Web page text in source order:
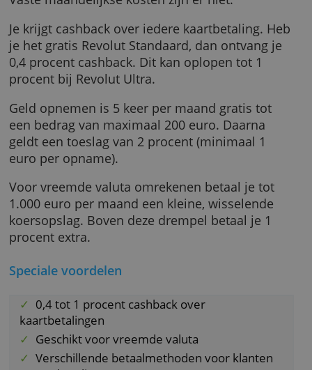
Een Revolut Pro-account kun je gratis
naast ieder persoonlijk account van Revolut,
bijvoorbeeld het gratis Revolut Standaard.
Voor het aanvragen van een fysieke Revolut
Mastercard betaal je alleen verzendkosten.
Vaste maandelijkse kosten zijn er niet.
Je krijgt cashback over iedere kaartbetaling.
je het gratis Revolut Standaard, dan ontvang
0,4 procent cashback. Dit kan oplopen tot 1
procent bij Revolut Ultra.
Geld opnemen is 5 keer per maand gratis tot
een bedrag van maximaal 200 euro. Daarna
geldt een toeslag van 2 procent (minimaal 1
euro per opname).
Voor vreemde valuta omrekenen betaal je tot
1.000 euro per maand een kleine, wisselende